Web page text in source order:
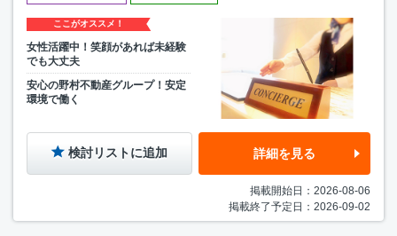
ここがオススメ！
女性活躍中！笑顔があれば未経験
でも大丈夫
安心の野村不動産グループ！安定
環境で働く
検討リストに追加 詳細を見る
掲載開始日：2026-08-06
掲載終了予定日：2026-09-02